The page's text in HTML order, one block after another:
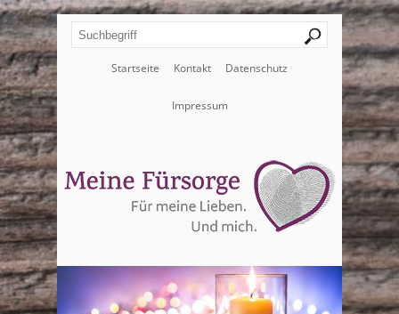
Startseite Kontakt Datenschutz
Impressum